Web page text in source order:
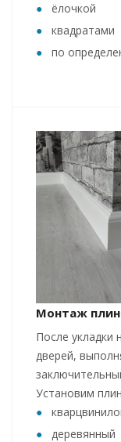
ёлочкой
квадратами
по
Монтаж
После укладки
дверей,
Установим
деревянный